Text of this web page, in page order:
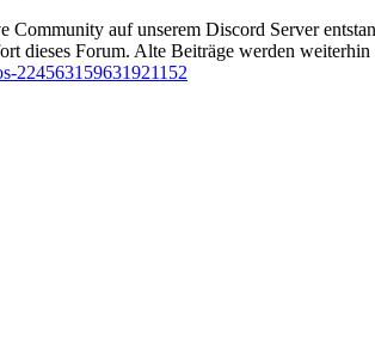
Community auf unserem Discord Server
dieses Forum. Alte Beiträge werden
224563159631921152